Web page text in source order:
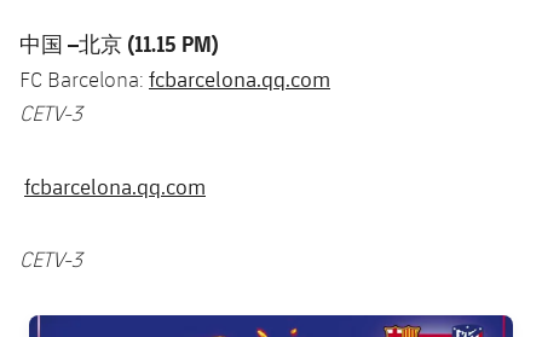
中国 –北京 (11.15 PM)
FC Barcelona: fcbarcelona.qq.com
CETV-3
fcbarcelona.qq.com
CETV-3
FC Barcelona club badge